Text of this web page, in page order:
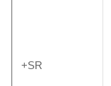
+SR